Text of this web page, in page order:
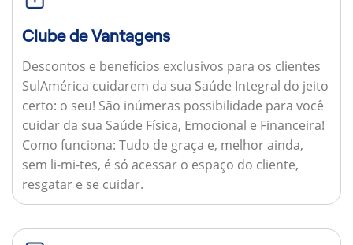
Clube de Vantagens
Descontos e benefícios exclusivos para os clientes
SulAmérica cuidarem da sua Saúde Integral do jeito
certo: o seu! São inúmeras possibilidade para você
cuidar da sua Saúde Física, Emocional e Financeira!
Como funciona: Tudo de graça e, melhor ainda,
sem li-mi-tes, é só acessar o espaço do cliente,
resgatar e se cuidar.